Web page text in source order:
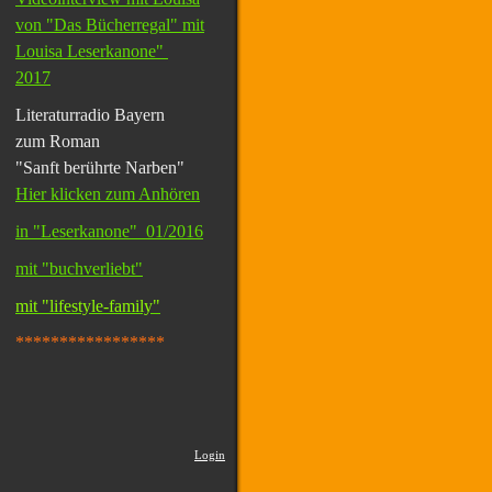
von "Das Bücherregal" mit
Louisa Leserkanone"
2017
Literaturradio Bayern
zum Roman
"Sanft berührte Narben"
Hier klicken zum Anhören
in "Leserkanone" 01/2016
mit "buchverliebt"
mit "lifestyle-family"
*****************
Login